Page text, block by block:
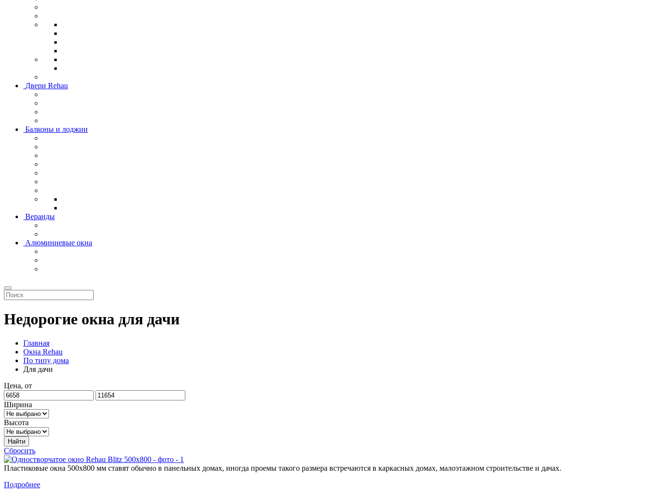
Двери Rehau
Балконы и лоджии
Веранды
Алюминиевые окна
Недорогие окна для дачи
Главная
Окна Rehau
По типу дома
Для дачи
Цена, от
Ширина
Высота
Найти
Сбросить
Пластиковые окна 500х800 мм ставят обычно в панельных домах, иногда проемы такого размера встречаются в каркасных домах, малоэтажном строительстве и дачах.
Подробнее